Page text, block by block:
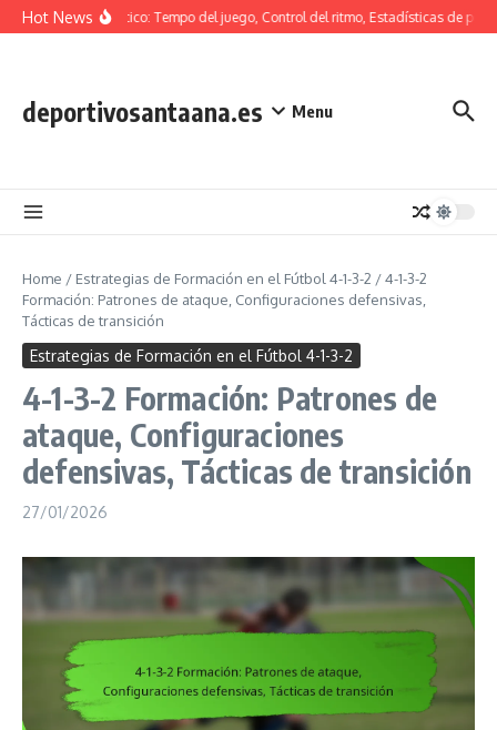
Skip to content
Hot News
Análisis táctico: Tempo del juego, Control del ritmo, Estadísticas de
deportivosantaana.es Menu
Home / Estrategias de Formación en el Fútbol 4-1-3-2 /4-1-3-2
Formación: Patrones de ataque, Configuraciones defensivas,
Tácticas de transición
Estrategias de Formación en el Fútbol 4-1-3-2
4-1-3-2 Formación: Patrones de
ataque, Configuraciones
defensivas, Tácticas de transición
27/01/2026